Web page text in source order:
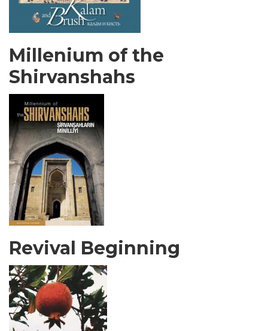
Millenium of the
Shirvanshahs
Revival Beginning